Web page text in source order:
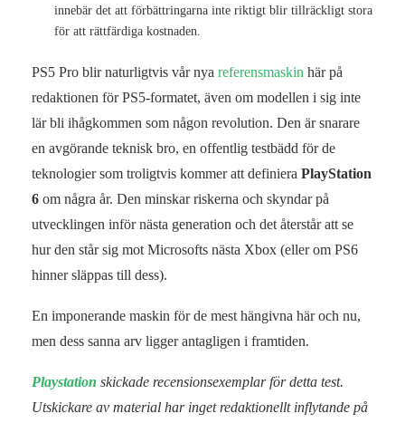
innebär det att förbättringarna inte riktigt blir tillräckligt stora
för att rättfärdiga kostnaden.
PS5 Pro blir naturligtvis vår nya referensmaskin här på
redaktionen för PS5-formatet, även om modellen i sig inte
lär bli ihågkommen som någon revolution. Den är snarare
en avgörande teknisk bro, en offentlig testbädd för de
teknologier som troligtvis kommer att definiera PlayStation
6 om några år. Den minskar riskerna och skyndar på
utvecklingen inför nästa generation och det återstår att se
hur den står sig mot Microsofts nästa Xbox (eller om PS6
hinner släppas till dess).
En imponerande maskin för de mest hängivna här och nu,
men dess sanna arv ligger antagligen i framtiden.
Playstation skickade recensionsexemplar för detta test.
Utskickare av material har inget redaktionellt inflytande på